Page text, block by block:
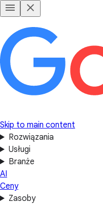
Skip to main content
Rozwiązania
Usługi
Branże
AI
Ceny
Zasoby